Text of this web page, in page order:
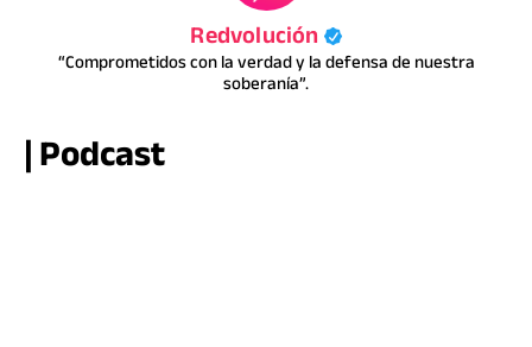
Redvolución
“Comprometidos con la verdad y la defensa de nuestra
soberanía”.
| Podcast